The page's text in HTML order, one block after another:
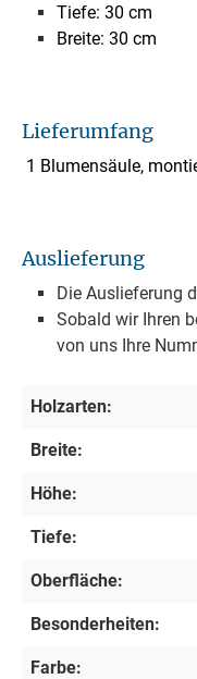
Tiefe: 30 cm
Breite: 30 cm
Lieferumfang
1 Blumensäule,
Auslieferung
Die Auslieferung
Sobald wir Ihren
von uns Ihre
Holzarten:
Breite:
Höhe:
Tiefe:
Oberfläche:
Besonderheiten:
Farbe: